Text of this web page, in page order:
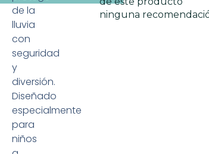
de la
lluvia
con
seguridad
y
diversión.
Diseñado
especialmente
para
niños
ninguna